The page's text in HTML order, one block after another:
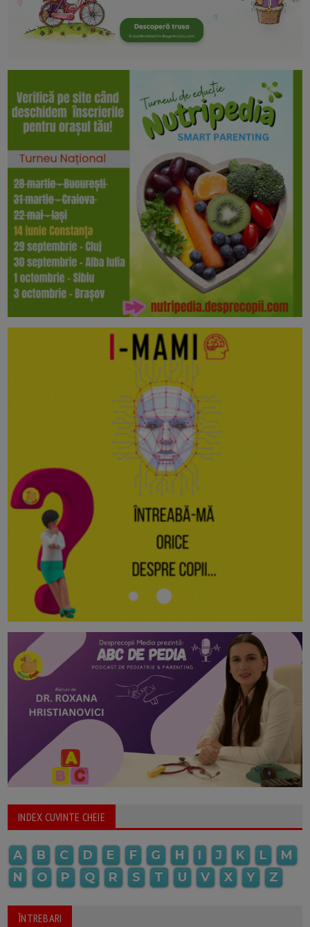
INDEX CUVINTE CHEIE
A B C D E F G H I J K L
M
N
O P Q R S T U V X Y Z
ÎNTREBARI